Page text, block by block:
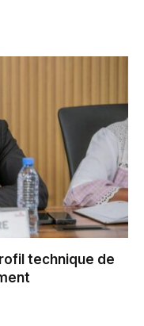
technique de